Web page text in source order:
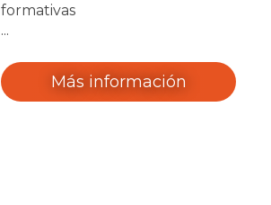
formativas
Más información